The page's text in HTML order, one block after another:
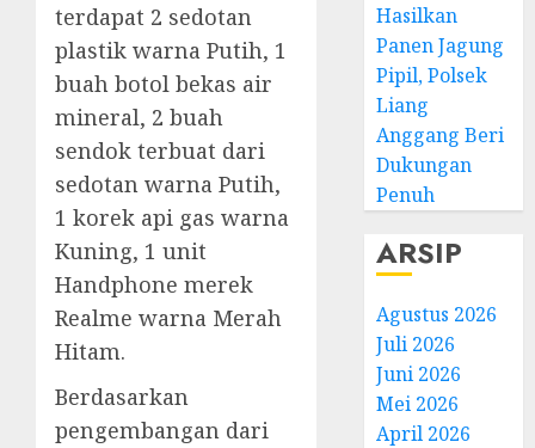
terdapat 2 sedotan
plastik warna Putih, 1
buah botol bekas air
mineral, 2 buah
sendok terbuat dari
sedotan warna Putih,
1 korek api gas warna
Kuning, 1 unit
Handphone merek
Realme warna Merah
Hitam.
Berdasarkan
pengembangan dari
Hasilkan
Panen Jagung
Pipil, Polsek
Liang
Anggang Beri
Dukungan
Penuh
ARSIP
Agustus 2026
Juli 2026
Juni 2026
Mei 2026
April 2026